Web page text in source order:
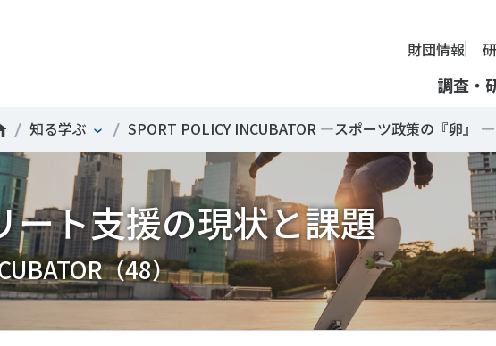
調査・
財団情報
財団情報
ミッション
理事長挨拶
組織
沿革
採用情報
情報公開
アクセス
SSF Guidebook
ささえるのか ＃部活動 ＃アクティブなまちづくり ＃日本人の身体活
者スポーツ ＃差別とダイバーシティ
ざまな
な分
政策提言
スポーツライフ・データ
スポーツ白書
政策提言
子どものスポーツ
障害者スポーツ
スポーツによるまちづくり
スポーツ・ガバナン
スポーツボランティ
スポーツ政策・予算
健康とスポーツ
その他
調査一覧
育機関等と連携し、スポー
、地域課題の解決につなが
す。
アクティブシティ
自治体との連携
各教育機関との連携
スポーツ振興団体との連携
セミナー
【動画】スポーツでアクティブなまちづ
チャレンジデー30年の取り組み
理念を共有する国際機関や
議での研究成果の発表など
ーツ政策の比較、研究、情
す。
国際機関との連携
諸外国のスポーツ政策
諸外国のスポーツ事情
SSF研究員による国際情報コラム
考、部
のスポー
スポーツ
読み物
果たす
運動部活動の実態と地域展開・地域
移行
スポーツ時事問題
SPORT TOPICS
障害者のスポーツの日常化
誰もがささえやすい子どものスポー
ツの環境づくり
スポーツ 歴史の検証
SPORT POLICY
ーツ政策の『卵』―
SSF BOOKS
広報・出版
投票・クイズ
新型コロナウイルス
知る学ぶ SPORT POLICY INCUBATOR ―スポーツ政策の『卵』 ―
ート支援の現状と課題
（48）